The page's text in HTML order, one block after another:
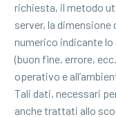
richiesta, il metodo
server, la
numerico indicante
(buon fine, errore,
operativo e
Tali dati, necessari
anche trattati allo